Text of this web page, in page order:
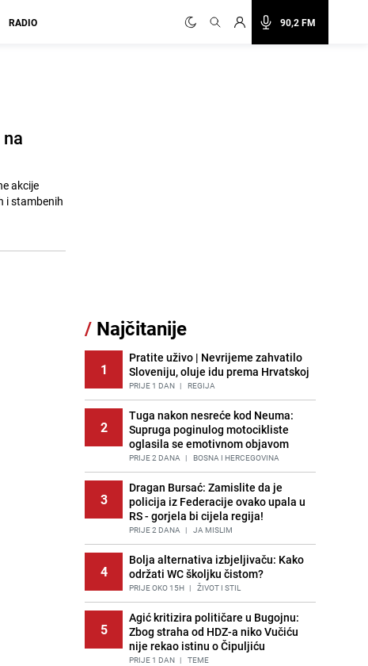
90,2 FM
RADIO
akcije
i stambenih
/ Najčitanije
1
Pratite uživo | Nevrijeme zahvatilo
Sloveniju, oluje idu prema Hrvatskoj
PRIJE 1 DAN | REGIJA
2
Tuga nakon nesreće kod Neuma:
Supruga poginulog motocikliste
oglasila se emotivnom objavom
PRIJE 2 DANA | BOSNA I HERCEGOVINA
3
Dragan Bursać: Zamislite da je
policija iz Federacije ovako upala u
RS - gorjela bi cijela regija!
PRIJE 2 DANA | JA MISLIM
4
Bolja alternativa izbjeljivaču: Kako
održati WC školjku čistom?
PRIJE OKO 15H | ŽIVOT I STIL
5
Agić kritizira političare u Bugojnu:
Zbog straha od HDZ-a niko Vučiću
nije rekao istinu o Čipuljiću
PRIJE 1 DAN | TEME